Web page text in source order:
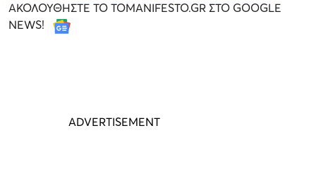
ΑΚΟΛΟΥΘΗΣΤΕ ΤΟ TOMANIFESTO.GR ΣΤΟ GOOGLE
NEWS!